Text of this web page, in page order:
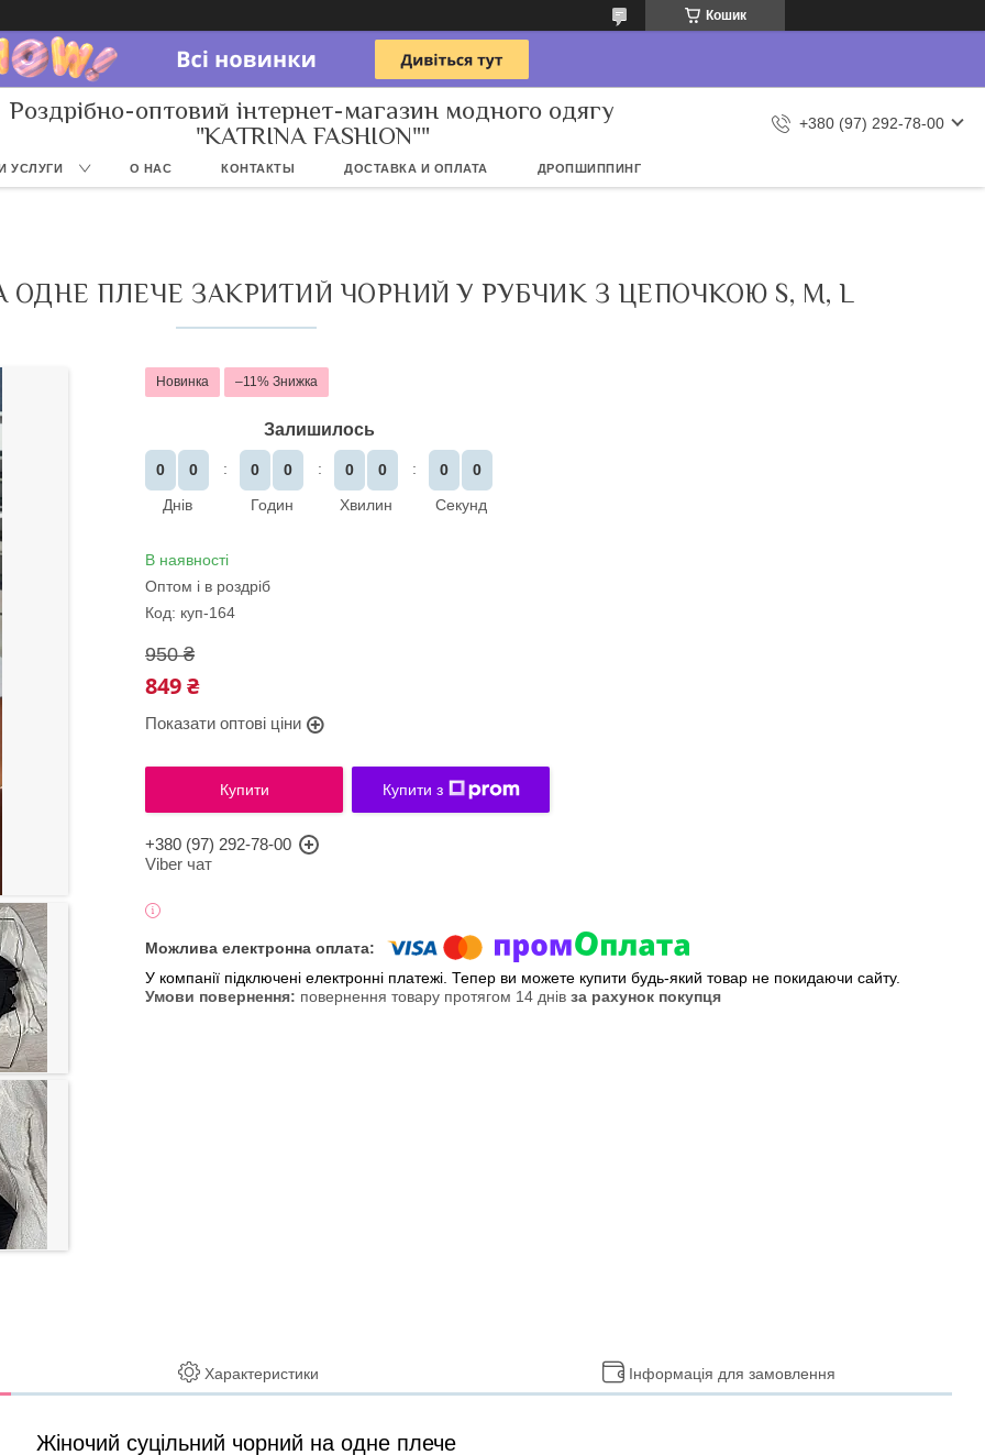
Кошик
Роздрібно-оптовий інтернет-магазин модного одягу
"KATRINA FASHION""
+380 (97) 292-78-00
УСЛУГИ О НАС КОНТАКТЫ ДОСТАВКА И ОПЛАТА ДРОПШИППИНГ
ПЛЕЧЕ ЗАКРИТИЙ ЧОРНИЙ У РУБЧИК З ЦЕПОЧКОЮ S, M, L
Новинка –11%
Залишилось
0
0
Днів
0
0
Годин
0
0
Хвилин
0
0
Секунд
В наявності
Оптом і в роздріб
Код: куп-164
950 ₴
849 ₴
Показати оптові ціни
Купити Купити з
+380 (97) 292-78-00
Viber чат
У компанії підключені електронні платежі. Тепер ви можете купити будь-який товар не покидаючи сайту.
повернення товару протягом 14 днів за рахунок покупця
Характеристики Інформація для замовлення
Жіночий суцільний чорний на одне плече